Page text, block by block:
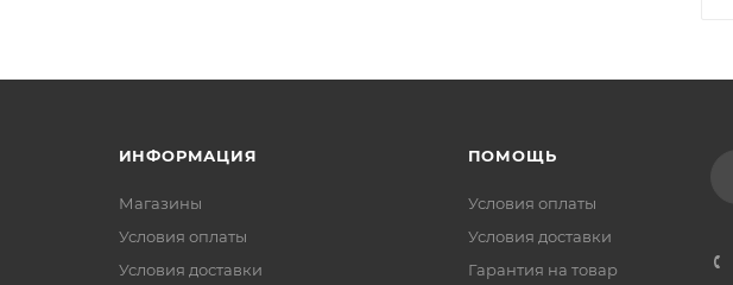
ИНФОРМАЦИЯ
Магазины
Условия оплаты
Условия доставки
ПОМОЩЬ
Условия оплаты
Условия доставки
Гарантия на товар